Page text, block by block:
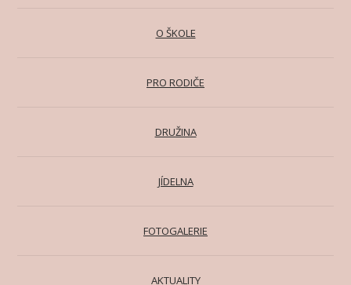
O ŠKOLE
PRO RODIČE
DRUŽINA
JÍDELNA
FOTOGALERIE
AKTUALITY